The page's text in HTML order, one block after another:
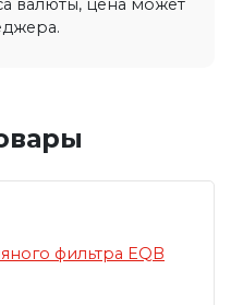
валюты, цена может